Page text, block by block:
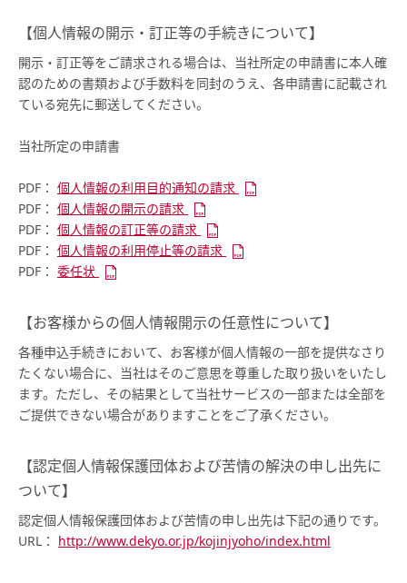
【個人情報の開示・訂正等の手続きについて】
開示・訂正等をご請求される場合は、当社所定の申請書に本人確
認のための書類および手数料を同封のうえ、各申請書に記載され
ている宛先に郵送してください。
当社所定の申請書
PDF： 個人情報の利用目的通知の請求
PDF： 個人情報の開示の請求
PDF： 個人情報の訂正等の請求
PDF： 個人情報の利用停止等の請求
PDF： 委任状
【お客様からの個人情報開示の任意性について】
各種申込手続きにおいて、お客様が個人情報の一部を提供なさり
たくない場合に、当社はそのご意思を尊重した取り扱いをいたし
ます。ただし、その結果として当社サービスの一部または全部を
ご提供できない場合がありますことをご了承ください。
【認定個人情報保護団体および苦情の解決の申し出先に
ついて】
認定個人情報保護団体および苦情の申し出先は下記の通りです。
URL： http://www.dekyo.or.jp/kojinjyoho/index.html